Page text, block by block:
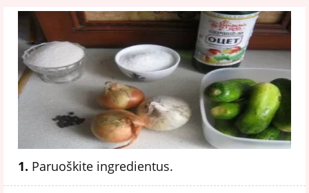
1. Paruoškite ingredientus.